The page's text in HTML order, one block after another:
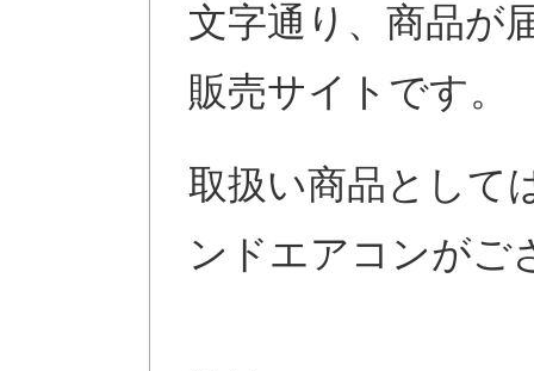
文字通り、商品が
販売サイトです。
取扱い商品として
ンドエアコンがご